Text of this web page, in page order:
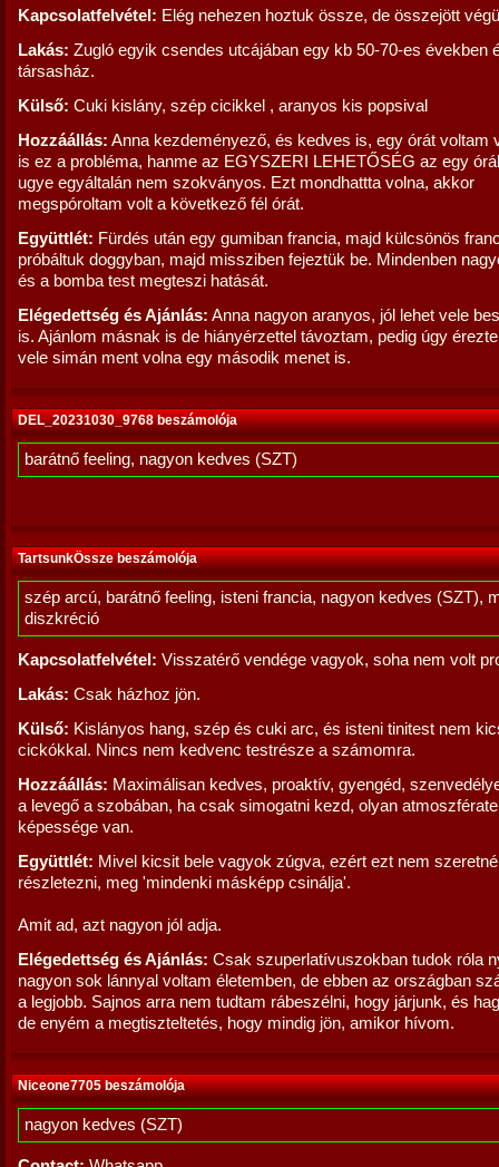
Kapcsolatfelvétel: Elég nehezen hoztuk össze, de összejött
Lakás: Zugló egyik csendes utcájában egy kb 50-70-es években
társasház.
Külső: Cuki kislány, szép cicikkel , aranyos kis popsival
Hozzáállás: Anna kezdeményező, és kedves is, egy órát voltam
is ez a probléma, hanme az EGYSZERI LEHETŐSÉG az egy
ugye egyáltalán nem szokványos. Ezt mondhattta volna, akkor
megspóroltam volt a következő fél órát.
Együttlét: Fürdés után egy gumiban francia, majd külcsönös
próbáltuk doggyban, majd missziben fejeztük be. Mindenben
és a bomba test megteszi hatását.
Elégedettség és Ajánlás: Anna nagyon aranyos, jól lehet vele
is. Ajánlom másnak is de hiányérzettel távoztam, pedig úgy
vele simán ment volna egy második menet is.
DEL_20231030_9768 beszámolója
barátnő feeling, nagyon kedves (SZT)
TartsunkÖssze beszámolója
szép arcú, barátnő feeling, isteni francia, nagyon kedves (SZT),
diszkréció
Kapcsolatfelvétel: Visszatérő vendége vagyok, soha nem volt
Lakás: Csak házhoz jön.
Külső: Kislányos hang, szép és cuki arc, és isteni tinitest nem
cickókkal. Nincs nem kedvenc testrésze a számomra.
Hozzáállás: Maximálisan kedves, proaktív, gyengéd,
a levegő a szobában, ha csak simogatni kezd, olyan
képessége van.
Együttlét: Mivel kicsit bele vagyok zúgva, ezért ezt nem
részletezni, meg 'mindenki másképp csinálja'.
Amit ad, azt nagyon jól adja.
Elégedettség és Ajánlás: Csak szuperlatívuszokban tudok róla
nagyon sok lánnyal voltam életemben, de ebben az országban
a legjobb. Sajnos arra nem tudtam rábeszélni, hogy járjunk, és
de enyém a megtiszteltetés, hogy mindig jön, amikor hívom.
Niceone7705 beszámolója
nagyon kedves (SZT)